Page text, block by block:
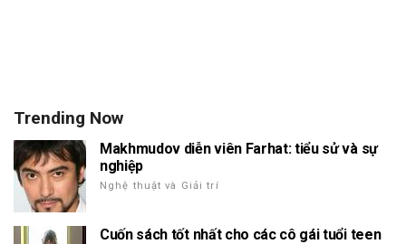
Trending Now
Makhmudov diễn viên Farhat: tiểu sử và sự
nghiệp
Nghệ thuật và Giải trí
Cuốn sách tốt nhất cho các cô gái tuổi teen